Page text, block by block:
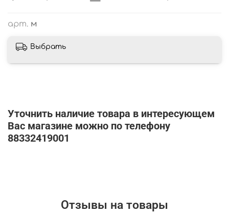
арт. м
Выбрать
Уточнить наличие товара в интересующем
Вас магазине можно по телефону
88332419001
Отзывы на товары